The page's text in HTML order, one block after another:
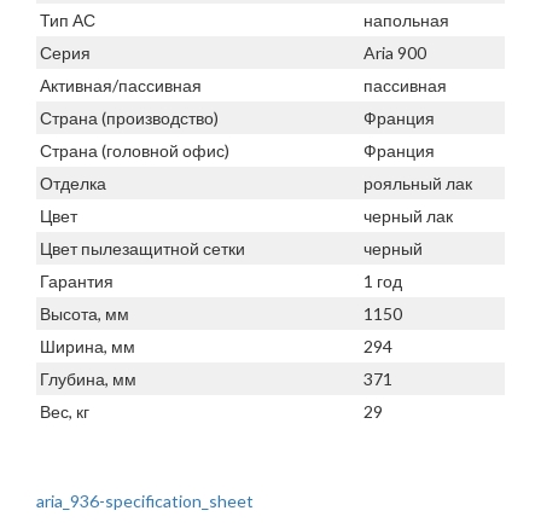
Тип АС
напольная
Серия
Aria 900
Активная/пассивная
пассивная
Страна (производство)
Франция
Страна (головной офис)
Франция
Отделка
рояльный лак
Цвет
черный лак
Цвет пылезащитной сетки
черный
Гарантия
1 год
Высота, мм
1150
Ширина, мм
294
Глубина, мм
371
Вес, кг
29
aria_936-specification_sheet